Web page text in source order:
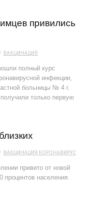
привились
ВАКЦИНАЦИЯ
полный курс
инфекции,
больницы № 4 г.
только первую
ВАКЦИНАЦИЯ КОРОНАВИРУС
привито от новой
процентов населения.